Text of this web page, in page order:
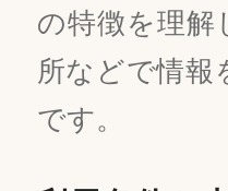
の特徴を理解
所などで情報
です。